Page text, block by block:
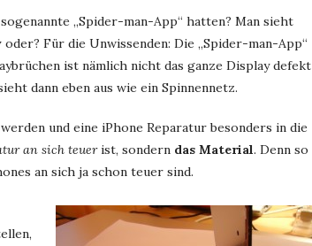
„Spider-man-App“ hatten? Man sieht
oder? Für die Unwissenden: Die „Spider-man-App“
ist nämlich nicht das ganze Display defekt
dann eben aus wie ein Spinnennetz.
und eine iPhone Reparatur besonders in die
an sich teuerist, sondern das Material. Denn so
an sich ja schon teuer sind.